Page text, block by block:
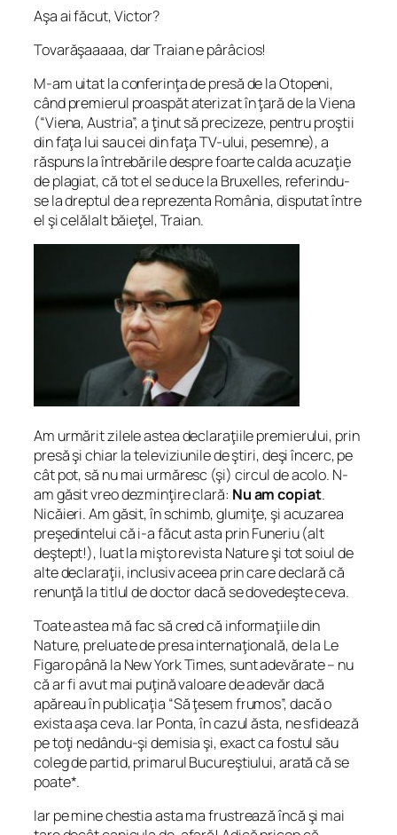
Aşa ai făcut, Victor?
Tovarăşaaaaa, dar Traian e pârâcios!
M-am uitat la conferinţa de presă de la Otopeni,
când premierul proaspăt aterizat în ţară de la Viena
(“Viena, Austria”, a ţinut să precizeze, pentru proştii
din faţa lui sau cei din faţa TV-ului, pesemne), a
răspuns la întrebările despre foarte calda acuzaţie
de plagiat, că tot el se duce la Bruxelles, referindu-
se la dreptul de a reprezenta România, disputat între
el şi celălalt băieţel, Traian.
Am urmărit zilele astea declaraţiile premierului, prin
presă şi chiar la televiziunile de ştiri, deşi încerc, pe
cât pot, să nu mai urmăresc (şi) circul de acolo. N-
am găsit vreo dezminţire clară: Nu am copiat.
Nicăieri. Am găsit, în schimb, glumiţe, şi acuzarea
preşedintelui că i-a făcut asta prin Funeriu (alt
deştept!), luat la mişto revista Nature şi tot soiul de
alte declaraţii, inclusiv aceea prin care declară că
renunţă la titlul de doctor dacă se dovedeşte ceva.
Toate astea mă fac să cred că informaţiile din
Nature, preluate de presa internaţională, de la Le
Figaro până la New York Times, sunt adevărate – nu
că ar fi avut mai puţină valoare de adevăr dacă
apăreau în publicaţia “Să ţesem frumos”, dacă o
exista aşa ceva. Iar Ponta, în cazul ăsta, ne sfidează
pe toţi nedându-şi demisia şi, exact ca fostul său
coleg de partid, primarul Bucureştiului, arată că se
poate*.
Iar pe mine chestia asta ma frustrează încă şi mai